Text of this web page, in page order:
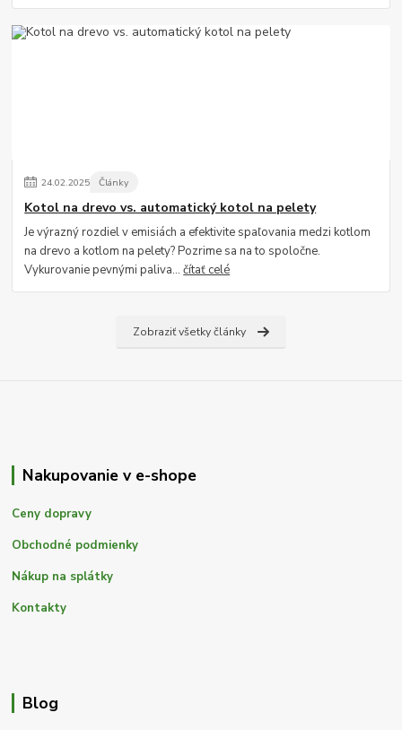
24.02.2025 Články
Kotol na drevo vs. automatický kotol na pelety
Je výrazný rozdiel v emisiách a efektivite spaľovania medzi kotlom
na drevo a kotlom na pelety? Pozrime sa na to spoločne.
Vykurovanie pevnými paliva...čítať celé
Zobraziť všetky články
Nakupovanie v e-shope
Ceny dopravy
Obchodné podmienky
Nákup na splátky
Kontakty
Blog